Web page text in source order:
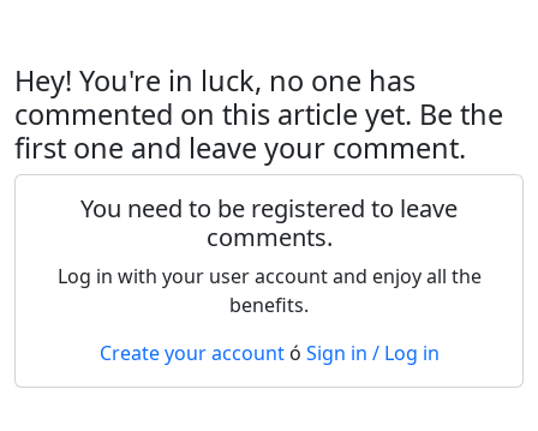
Hey! You're in luck, no one has
commented on this article yet. Be the
first one and leave your comment.
You need to be registered to leave
comments.
Log in with your user account and enjoy all the
benefits.
Create your account ó Sign in / Log in